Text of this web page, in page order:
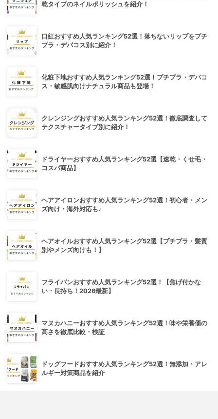
乾タイプのネイルポリッシュを紹介！
口紅おすすめ人気ランキング52選！落ちないリップをプチ
プラ・デパコス別に紹介！
化粧下地おすすめ人気ランキング52選！プチプラ・デパコ
ス・敏感肌向けナチュラル商品も登場！
クレンジングおすすめ人気ランキング52選！徹底調査して
テクスチャータイプ別に紹介！
ドライヤーおすすめ人気ランキング52選【速乾・くせ毛・
コスパ商品】
ヘアアイロンおすすめ人気ランキング52選！初心者・メン
ズ向け・海外対応も♪
ヘアオイルおすすめ人気ランキング52選【プチプラ・髪質
別やメンズ向けも！】
フライパンおすすめ人気ランキング52選！【焦げ付かな
い・長持ち！2026最新】
マヌカハニーおすすめ人気ランキング52選！味や栄養価の
高さを徹底比較・検証
ドッグフードおすすめ人気ランキング52選！無添加・アレ
ルギー対策商品を紹介